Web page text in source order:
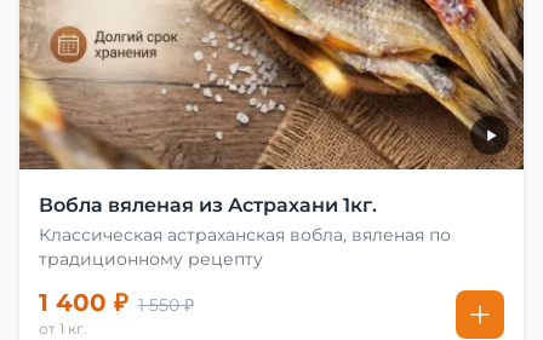
Вобла вяленая из Астрахани 1кг.
Классическая астраханская вобла, вяленая по
традиционному рецепту
1 400 ₽ 1 550 ₽
от 1 кг.